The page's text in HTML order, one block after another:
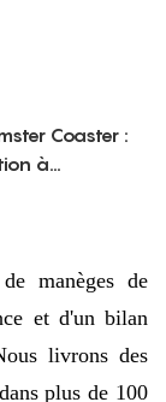
Coaster :
à
manèges de
et d'un bilan
livrons des
plus de 100